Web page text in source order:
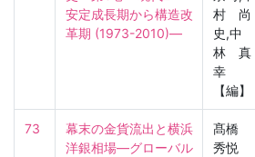
安定成長期から構造改
革期 (1973-2010)―
村 尚
史,中
林 真
幸
【編】
73
幕末の金貨流出と横浜
洋銀相場―グローバル
髙橋
秀悦